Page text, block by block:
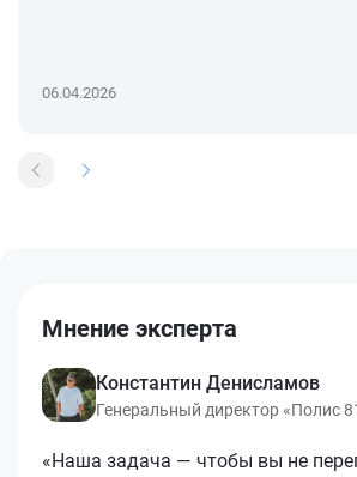
06.04.2026
Мнение эксперта
Константин Денисламов
Генеральный директор «Полис
«Наша задача — чтобы вы не